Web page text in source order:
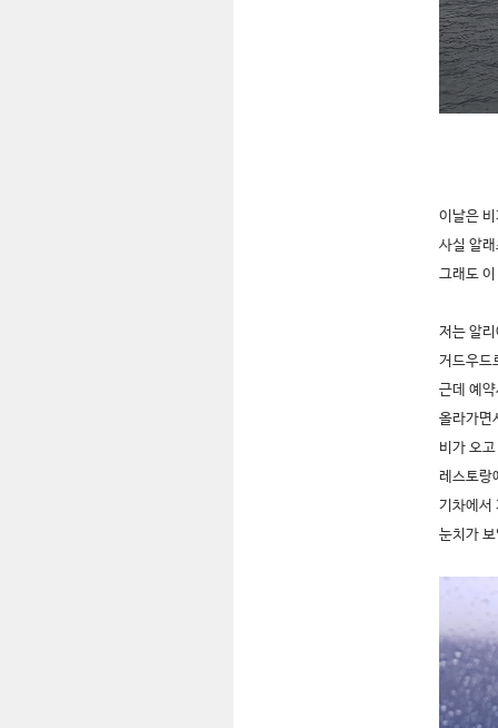
이날은
사실 알
그래도
저는 알
거드우드
근데 예
올라가면
비가 오
레스토랑
기차에서
눈치가